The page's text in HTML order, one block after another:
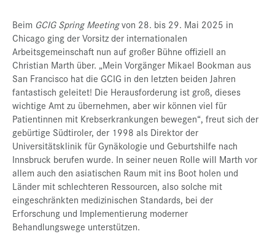
Beim GCIG Spring Meetingvon 28. bis 29. Mai 2025 in
Chicago ging der Vorsitz der internationalen
Arbeitsgemeinschaft nun auf großer Bühne offiziell an
Christian Marth über. „Mein Vorgänger Mikael Bookman aus
San Francisco hat die GCIG in den letzten beiden Jahren
fantastisch geleitet! Die Herausforderung ist groß, dieses
wichtige Amt zu übernehmen, aber wir können viel für
Patientinnen mit Krebserkrankungen bewegen“, freut sich der
gebürtige Südtiroler, der 1998 als Direktor der
Universitätsklinik für Gynäkologie und Geburtshilfe nach
Innsbruck berufen wurde. In seiner neuen Rolle will Marth vor
allem auch den asiatischen Raum mit ins Boot holen und
Länder mit schlechteren Ressourcen, also solche mit
eingeschränkten medizinischen Standards, bei der
Erforschung und Implementierung moderner
Behandlungswege unterstützen.